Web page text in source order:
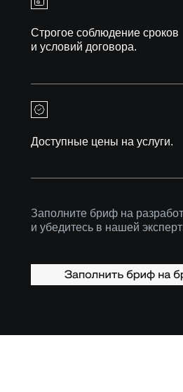
Строгое соблюдение сроков
и условий договора.
Заполните бриф на
и убедитесь в нашей
Доступные цены на услуги.